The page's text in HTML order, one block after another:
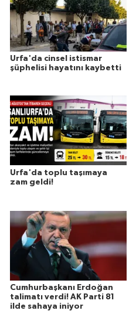
Urfa'da cinsel istismar
şüphelisi hayatını kaybetti
Urfa'da toplu taşımaya
zam geldi!
Cumhurbaşkanı Erdoğan
talimatı verdi! AK Parti 81
ilde sahaya iniyor